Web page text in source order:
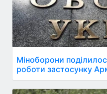
Міноборони
роботи застосунку